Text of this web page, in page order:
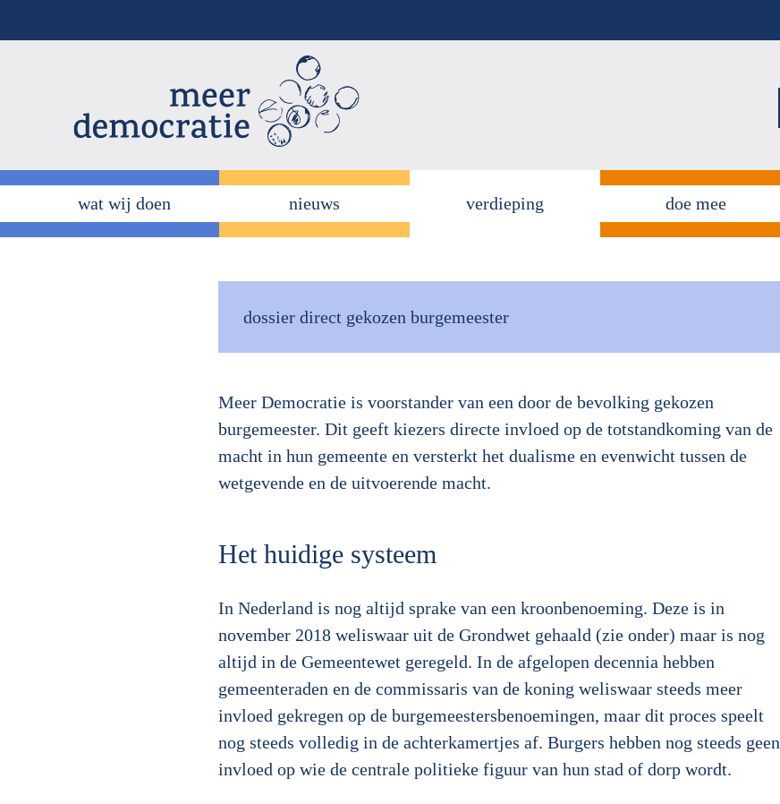
en
wat wij doen nieuws verdieping doe mee
dossier direct gekozen burgemeester
Meer Democratie is voorstander van een door de bevolking gekozen
burgemeester. Dit geeft kiezers directe invloed op de totstandkoming van de
macht in hun gemeente en versterkt het dualisme en evenwicht tussen de
wetgevende en de uitvoerende macht.
Het huidige systeem
In Nederland is nog altijd sprake van een kroonbenoeming. Deze is in
november 2018 weliswaar uit de Grondwet gehaald (zie onder) maar is nog
altijd in de Gemeentewet geregeld. In de afgelopen decennia hebben
gemeenteraden en de commissaris van de koning weliswaar steeds meer
invloed gekregen op de burgemeestersbenoemingen, maar dit proces speelt
nog steeds volledig in de achterkamertjes af. Burgers hebben nog steeds geen
invloed op wie de centrale politieke figuur van hun stad of dorp wordt.